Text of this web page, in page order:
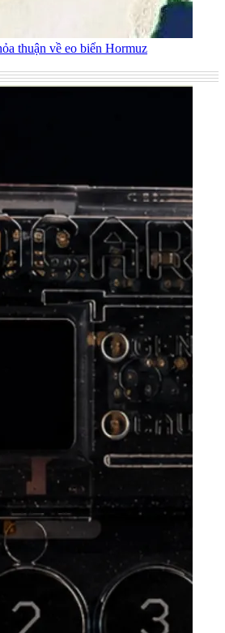
thuận về eo biển Hormuz